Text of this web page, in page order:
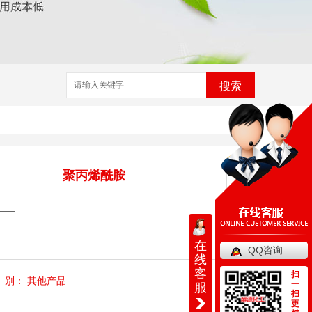
搜索
聚丙烯酰胺
： 其他产品
在
线
客
服
QQ咨询
扫
一
扫
更